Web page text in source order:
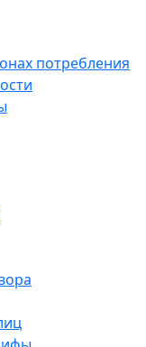
потребления